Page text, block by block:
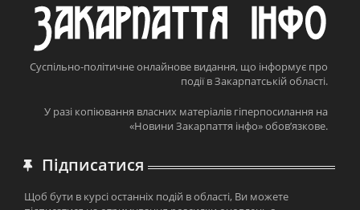
Суспільно-політичне онлайнове видання, що інформує про
події в Закарпатській області.
У разі копіювання власних матеріалів гіперпосилання на
«Новини Закарпаття інфо» обов’язкове.
Підписатися
Щоб бути в курсі останніх подій в області, Ви можете